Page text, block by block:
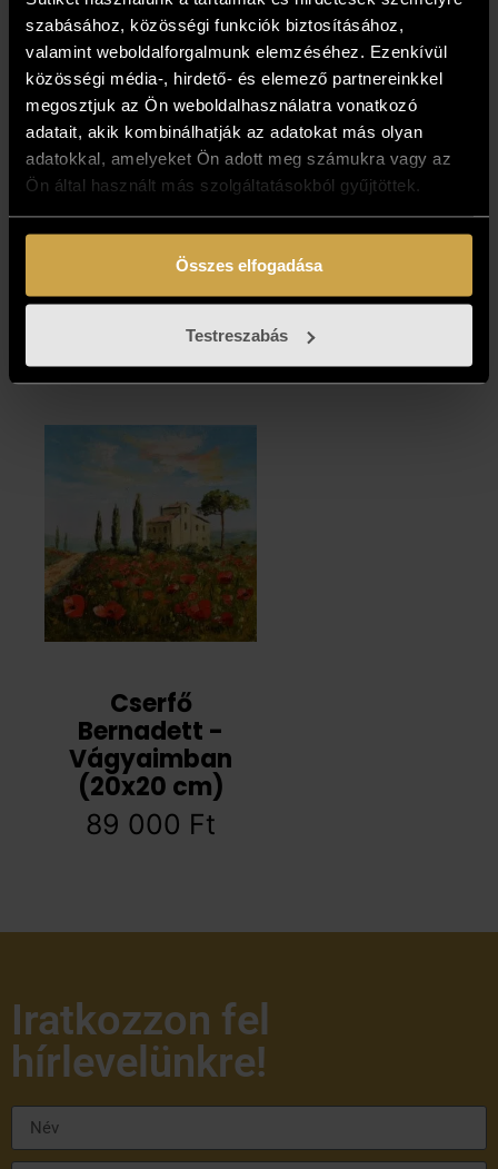
szabásához, közösségi funkciók biztosításához,
valamint weboldalforgalmunk elemzéséhez. Ezenkívül
közösségi média-, hirdető- és elemező partnereinkkel
megosztjuk az Ön weboldalhasználatra vonatkozó
adatait, akik kombinálhatják az adatokat más olyan
adatokkal, amelyeket Ön adott meg számukra vagy az
Ön által használt más szolgáltatásokból gyűjtöttek.
Összes elfogadása
Testreszabás
Cserfő
Bernadett -
Szeretlek
(50x40 cm)
227 000Ft
Cserfő
Bernadett -
Tündértánc
(30x24 cm)
123 000
Cserfő
Bernadett -
Vágyaimban
(20x20 cm)
89 000 Ft
Iratkozzon fel
hírlevelünkre!